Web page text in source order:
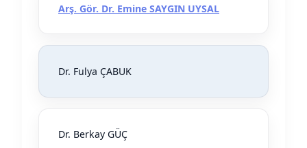
Arş. Gör. Dr. Emine SAYGIN UYSAL
Dr. Fulya ÇABUK
Dr. Berkay GÜÇ